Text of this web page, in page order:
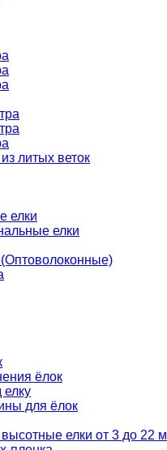
литых веток
елки
елки
ёлок
для ёлок
елки от 3 до 22 м